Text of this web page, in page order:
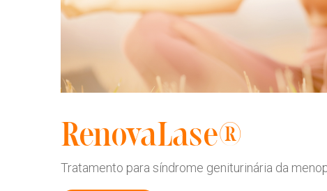
RenovaLase®
Tratamento para síndrome geniturinária da